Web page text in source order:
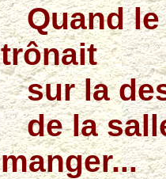
Quand le
trônait
sur la
de la
manger...